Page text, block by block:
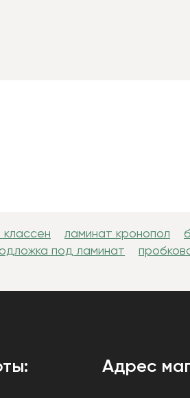
классен ламинат кронопол
под ламинат
Адрес